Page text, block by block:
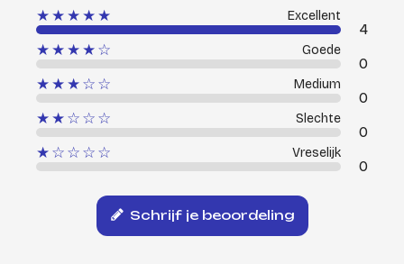
★★★★★ Excellent
4
★★★★☆
Goede
0
★★★☆☆
Medium
0
★★☆☆☆
Slechte
0
★☆☆☆☆
Vreselijk
0
Schrijf je beoordeling